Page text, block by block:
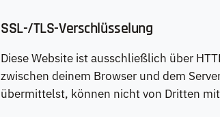
SSL-/TLS-Verschlüsselung
Diese Website ist ausschließlich über
zwischen deinem Browser und dem
übermittelst, können nicht von Dritten